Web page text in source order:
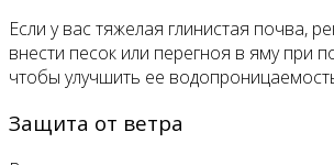
Если у вас тяжелая глинистая почва,
внести песок или перегноя в яму при
чтобы улучшить ее
Защита от ветра